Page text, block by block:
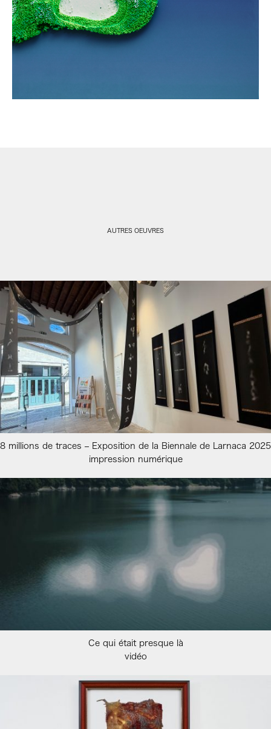
AUTRES OEUVRES
8 millions de traces – Exposition de la Biennale de Larnaca 2025
impression numérique
Ce qui était presque là
vidéo